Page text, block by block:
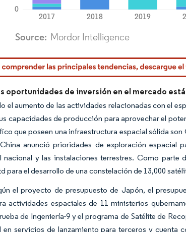
El uso requiere atribución según CC BY 4.0.
oportunidades de inversión en el mercado
el aumento de las actividades relacionadas con el
capacidades de producción para aprovechar el
que poseen una infraestructura espacial sólida
anunció prioridades de exploración espacial
nacional y las instalaciones terrestres. Como
para el desarrollo de una constelación de 13,000
el proyecto de presupuesto de Japón, el
actividades espaciales de 11 ministerios
de Ingeniería-9 y el programa de Satélite de
en servicios de lanzamiento para terceros y cuenta